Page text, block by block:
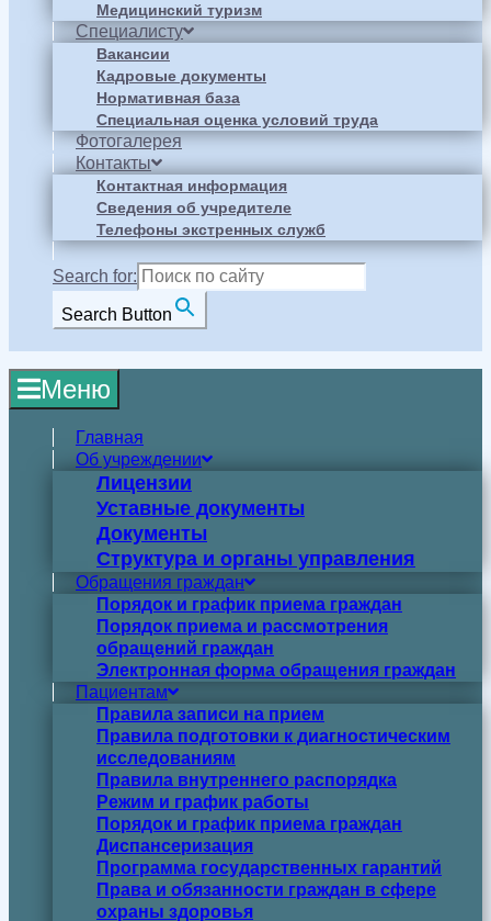
Медицинский туризм
Специалисту
Вакансии
Кадровые документы
Нормативная база
Специальная оценка условий труда
Фотогалерея
Контакты
Контактная информация
Сведения об учредителе
Телефоны экстренных служб
Search for:
Search Button
Меню
Главная
Об учреждении
Лицензии
Уставные документы
Документы
Структура и органы управления
Обращения граждан
Порядок и график приема граждан
Порядок приема и рассмотрения
обращений граждан
Электронная форма обращения граждан
Пациентам
Правила записи на прием
Правила подготовки к диагностическим
исследованиям
Правила внутреннего распорядка
Режим и график работы
Порядок и график приема граждан
Диспансеризация
Программа государственных гарантий
Права и обязанности граждан в сфере
охраны здоровья